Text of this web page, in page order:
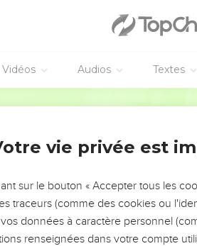
Vidéos Audios Textes
DE L’ANNÉE !
ÉVITER LES VOTRES ?
leur impact, leur foi ou leur vision.
difficiles qu'ils ont traversés, alors même
vie privée est
sur le bouton « Accepter tous les
traceurs (comme des cookies ou
données à caractère personnel
renseignées dans votre compte